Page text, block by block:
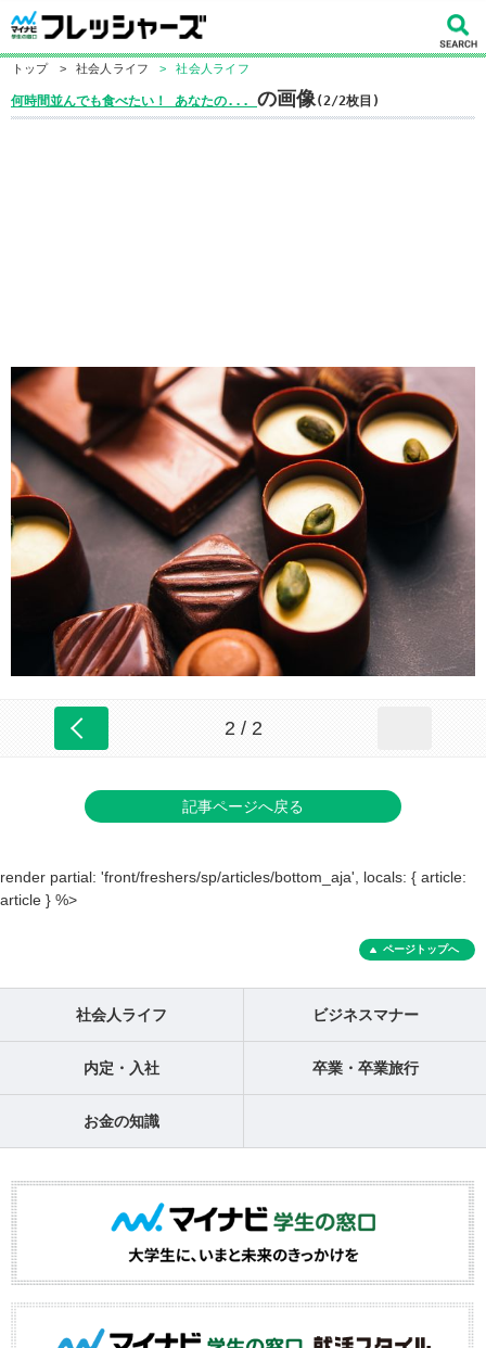
トップ > 社会人ライフ > 社会人ライフ
何時間並んでも食べたい！ あなたの... の画像(2/2枚目)
2 / 2
記事ページへ戻る
render partial: 'front/freshers/sp/articles/bottom_aja', locals: { article:
article } %>
ページトップへ
社会人ライフ ビジネスマナー
内定・入社 卒業・卒業旅行
お金の知識